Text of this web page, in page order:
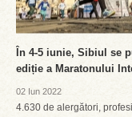
În 4-5 iunie, Sibiul se
ediție a Maratonului
02 Iun 2022
4.630 de alergători,